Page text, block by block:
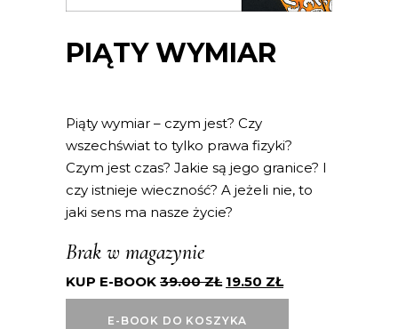
PIĄTY WYMIAR
Piąty wymiar – czym jest? Czy
wszechświat to tylko prawa fizyki?
Czym jest czas? Jakie są jego granice? I
czy istnieje wieczność? A jeżeli nie, to
jaki sens ma nasze życie?
Brak w magazynie
KUP E-BOOK 39.00ZŁ 19.50 ZŁ
E-BOOK DO KOSZYKA